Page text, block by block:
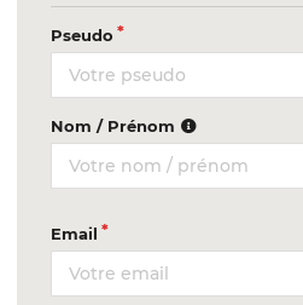
Pseudo
Nom / Prénom
Email